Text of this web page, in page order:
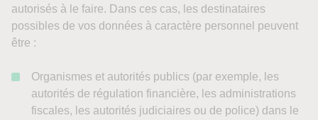
autorisés à le faire. Dans ces cas, les destinataires
possibles de vos données à caractère personnel peuvent
être :
Organismes et autorités publics (par exemple, les
autorités de régulation financière, les administrations
fiscales, les autorités judiciaires ou de police) dans le